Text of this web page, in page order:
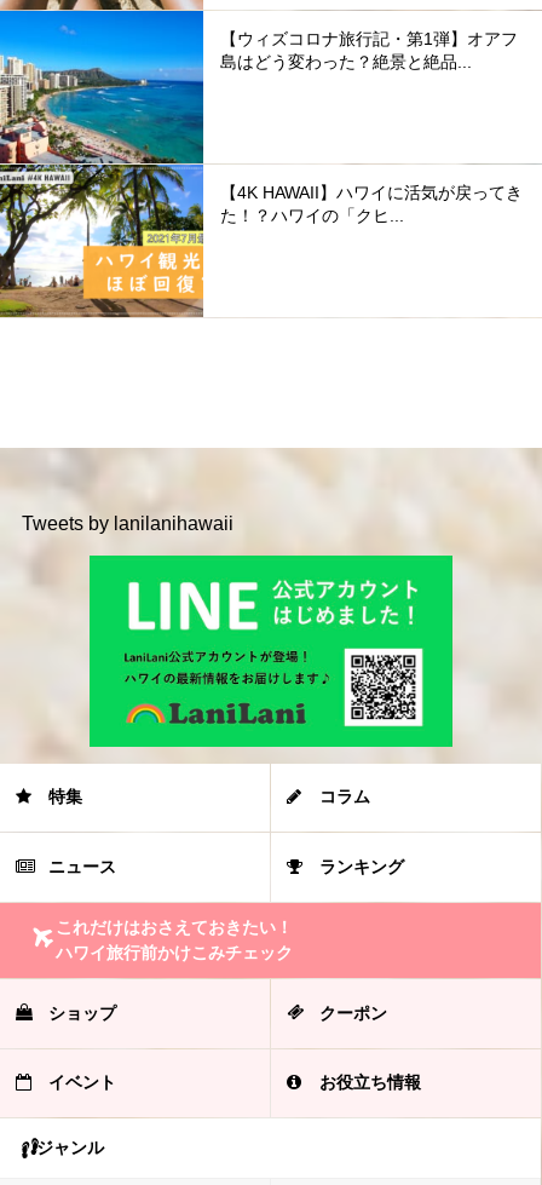
【ウィズコロナ旅行記・第1弾】オアフ
島はどう変わった？絶景と絶品...
【4K HAWAII】ハワイに活気が戻ってき
た！？ハワイの「クヒ...
Tweets by lanilanihawaii
特集 コラム
ニュース ランキング
これだけはおさえておきたい！
ハワイ旅行前かけこみチェック
ショップ クーポン
イベント お役立ち情報
ジャンル